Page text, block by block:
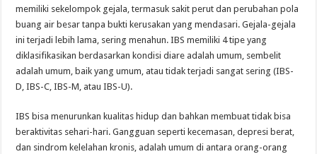
memiliki sekelompok gejala, termasuk sakit perut dan perubahan pola
buang air besar tanpa bukti kerusakan yang mendasari. Gejala-gejala
ini terjadi lebih lama, sering menahun. IBS memiliki 4 tipe yang
diklasifikasikan berdasarkan kondisi diare adalah umum, sembelit
adalah umum, baik yang umum, atau tidak terjadi sangat sering (IBS-
D, IBS-C, IBS-M, atau IBS-U).
IBS bisa menurunkan kualitas hidup dan bahkan membuat tidak bisa
beraktivitas sehari-hari. Gangguan seperti kecemasan, depresi berat,
dan sindrom kelelahan kronis, adalah umum di antara orang-orang